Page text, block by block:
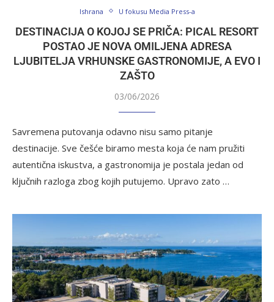
Ishrana U fokusu Media Press-a
DESTINACIJA O KOJOJ SE PRIČA: PICAL RESORT
POSTAO JE NOVA OMILJENA ADRESA
LJUBITELJA VRHUNSKE GASTRONOMIJE, A EVO I
ZAŠTO
03/06/2026
Savremena putovanja odavno nisu samo pitanje
destinacije. Sve češće biramo mesta koja će nam pružiti
autentična iskustva, a gastronomija je postala jedan od
ključnih razloga zbog kojih putujemo. Upravo zato …